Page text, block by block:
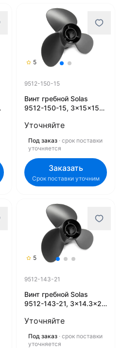
5
9512-150-15
Винт гребной Solas
9512-150-15, 3x15x15
Уточняйте
Под заказ · срок поставки
уточняется
Заказать
Срок поставки уточним
5
9512-143-21
Винт гребной Solas
9512-143-21, 3x14.3x21
Уточняйте
Под заказ · срок поставки
уточняется